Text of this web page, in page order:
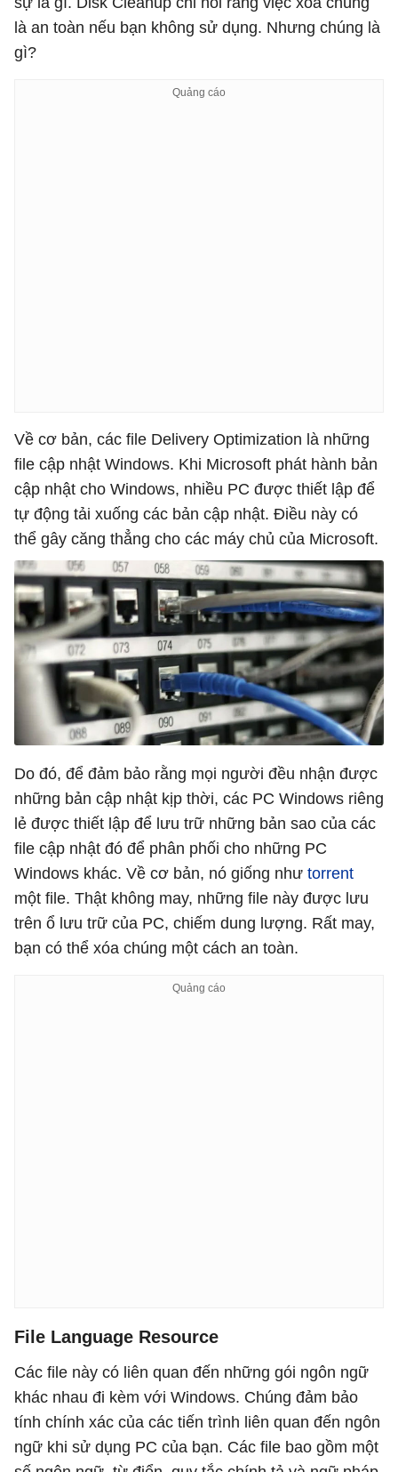
là an toàn nếu bạn không sử dụng. Nhưng chúng là
gì?
Về cơ bản, các file Delivery Optimization là những
file cập nhật Windows. Khi Microsoft phát hành bản
cập nhật cho Windows, nhiều PC được thiết lập để
tự động tải xuống các bản cập nhật. Điều này có
thể gây căng thẳng cho các máy chủ của Microsoft.
Do đó, để đảm bảo rằng mọi người đều nhận được
những bản cập nhật kịp thời, các PC Windows riêng
lẻ được thiết lập để lưu trữ những bản sao của các
file cập nhật đó để phân phối cho những PC
Windows khác. Về cơ bản, nó giống như torrent
một file. Thật không may, những file này được lưu
trên ổ lưu trữ của PC, chiếm dung lượng. Rất may,
bạn có thể xóa chúng một cách an toàn.
File Language Resource
Các file này có liên quan đến những gói ngôn ngữ
khác nhau đi kèm với Windows. Chúng đảm bảo
tính chính xác của các tiến trình liên quan đến ngôn
ngữ khi sử dụng PC của bạn. Các file bao gồm một